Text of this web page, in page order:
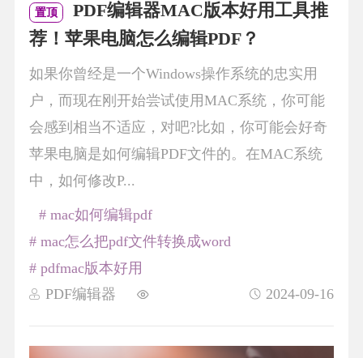
置顶
PDF编辑器MAC版本好用工具推
荐！苹果电脑怎么编辑PDF？
如果你曾经是一个Windows操作系统的忠实用
户，而现在刚开始尝试使用MAC系统，你可能
会感到相当不适应，对吧?比如，你可能会好奇
苹果电脑是如何编辑PDF文件的。在MAC系统
中，如何修改P...
PDF编辑器 2024-09-16
# mac如何编辑pdf
# mac怎么把pdf文件转换成word
# pdfmac版本好用